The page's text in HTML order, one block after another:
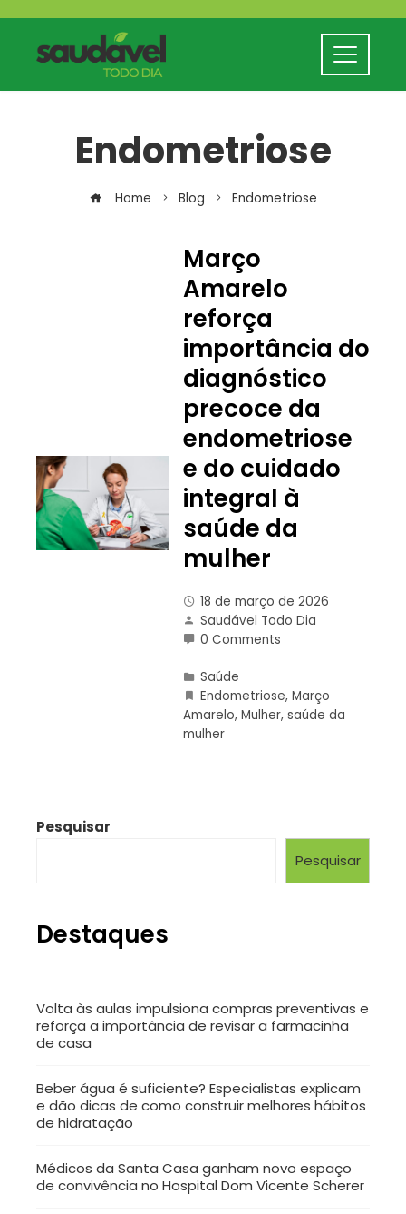
Endometriose
Home Blog Endometriose
Março
Amarelo
reforça
importância do
diagnóstico
precoce da
endometriose
e do cuidado
integral à
saúde da
mulher
18 de março de 2026
Saudável Todo Dia
0 Comments
Saúde
Endometriose, Março
Amarelo, Mulher, saúde da
mulher
Pesquisar
Pesquisar
Destaques
Volta às aulas impulsiona compras preventivas e
reforça a importância de revisar a farmacinha
de casa
Beber água é suficiente? Especialistas explicam
e dão dicas de como construir melhores hábitos
de hidratação
Médicos da Santa Casa ganham novo espaço
de convivência no Hospital Dom Vicente Scherer